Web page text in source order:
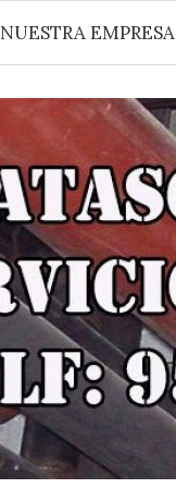
NUESTRA EMPRESA